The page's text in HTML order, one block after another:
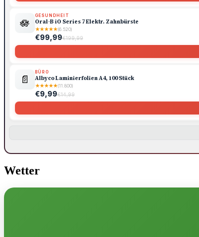
🪷
GESUNDHEIT
Oral-B iO Series 7 Elektr. Zahnbürste
★★★★★(6.520)
€99,99€199,99
📄
BÜRO
Albyco Laminierfolien A4, 100 Stück
★★★★★(11.800)
€9,99€14,99
Wetter